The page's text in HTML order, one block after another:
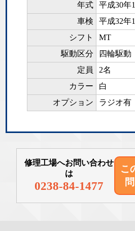
年式
平成30年
車検
平成32年
シフト
MT
駆動区分
四輪駆動
定員
2名
カラー
白
オプション
ラジオ有
修理工場へお問い合わせ
は
0238-84-1477
こ